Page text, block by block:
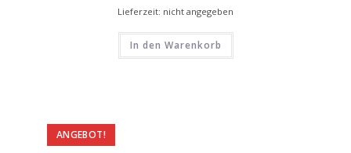
Lieferzeit: nicht angegeben
In den Warenkorb
ANGEBOT!